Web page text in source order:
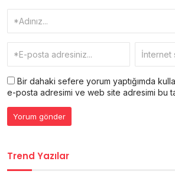
Bir dahaki sefere yorum yaptığımda
e-posta adresimi ve web site adresimi bu
Trend Yazılar